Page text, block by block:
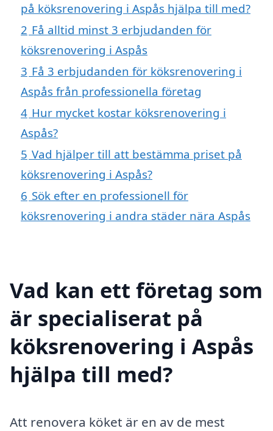
på köksrenovering i Aspås hjälpa till med?
2 Få alltid minst 3 erbjudanden för
köksrenovering i Aspås
3 Få 3 erbjudanden för köksrenovering i
Aspås från professionella företag
4 Hur mycket kostar köksrenovering i
Aspås?
5 Vad hjälper till att bestämma priset på
köksrenovering i Aspås?
6 Sök efter en professionell för
köksrenovering i andra städer nära Aspås
Vad kan ett företag som
är specialiserat på
köksrenovering i Aspås
hjälpa till med?
Att renovera köket är en av de mest